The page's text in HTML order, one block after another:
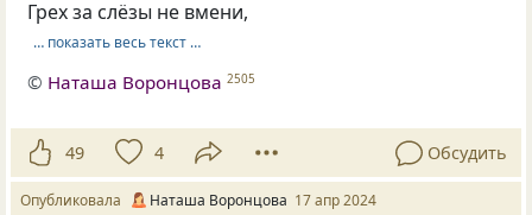
Грех за слёзы не вмени,
… показать весь текст …
© Наташа Воронцова 2505
49 4 Обсудить
Опубликовала Наташа Воронцова 17 апр 2024